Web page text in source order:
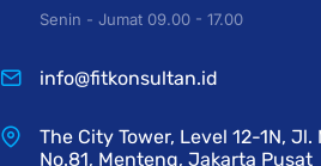
Senin - Jumat 09.00 - 17.00
info@fitkonsultan.id
The City Tower, Level 12-1N, Jl.
No.81, Menteng, Jakarta Pusat